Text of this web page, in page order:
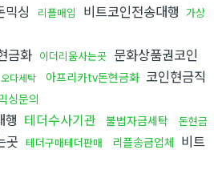
믹싱 리플매입 비트코인전송대행 가상
금화 이더리움사는곳 문화상품권코인
오다세탁 아프리카tv돈현금화 코인현금직
싱문의
테더수사기관 불법자금세탁
돈현금
곳 테더구매테더판매 리플송금업체 비트